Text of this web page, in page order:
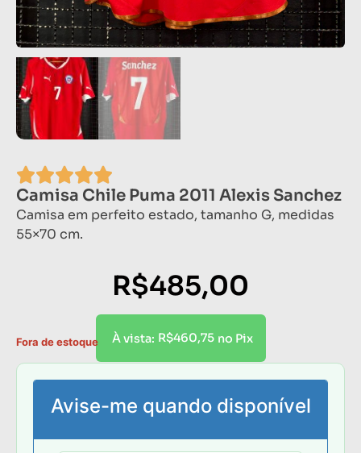
Camisa Chile Puma 2011 Alexis Sanchez
Camisa em perfeito estado, tamanho G, medidas
55×70 cm.
R$485,00
À vista: R$460,75 no Pix
Fora de estoque
Avise-me quando disponível